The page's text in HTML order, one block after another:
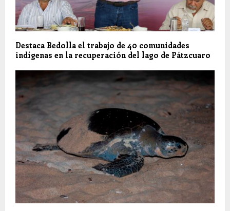
Destaca Bedolla el trabajo de 40 comunidades
indígenas en la recuperación del lago de Pátzcuaro